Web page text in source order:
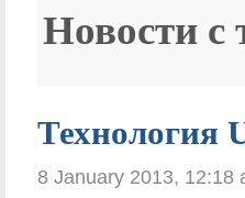
Новости с
Технология
8 January 2013, 12:18